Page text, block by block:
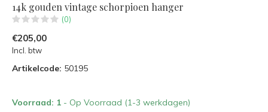
14k gouden vintage schorpioen hanger
(0)
€205,00
Incl. btw
Artikelcode: 50195
Voorraad: 1 - Op Voorraad (1-3 werkdagen)